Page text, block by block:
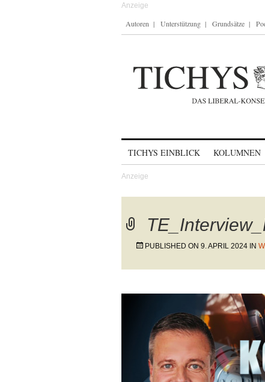
Autoren Unterstützung Grundsätze
TICHYS EINBLICK KOLUMNEN
PUBLISHED ON 9. APRIL 2024 IN